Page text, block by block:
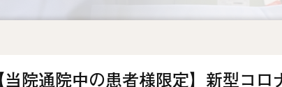
【当院通院中の患者様限定】新型コ